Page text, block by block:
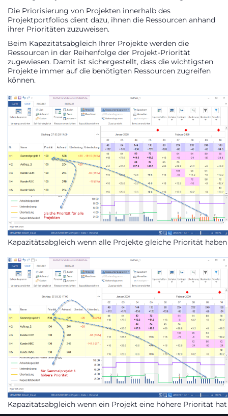
Die Priorisierung von Projekten innerhalb des
Projektportfolios dient dazu, ihnen die Ressourcen anhand
ihrer Prioritäten zuzuweisen.
Beim Kapazitätsabgleich Ihrer Projekte werden die
Ressourcen in der Reihenfolge der Projekt-Priorität
zugewiesen. Damit ist sichergestellt, dass die wichtigsten
Projekte immer auf die benötigten Ressourcen zugreifen
können.
Kapazitätsabgleich wenn alle Projekte gleiche Priorität haben
Kapazitätsabgleich wenn ein Projekt eine höhere Priorität hat